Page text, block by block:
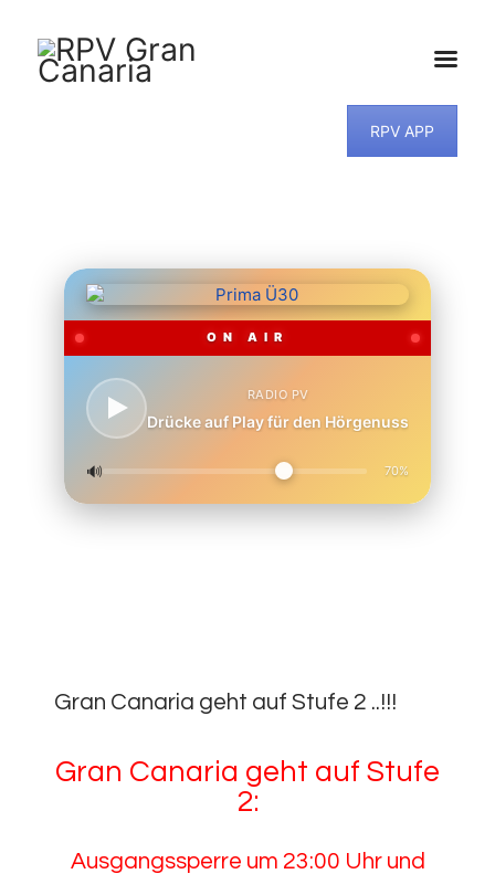
RPV APP
ON AIR
RADIO PV
Drücke auf Play für den Hörgenuss
🔊 70%
MUSIKWUNSCH
Gran Canaria geht auf Stufe 2 ..!!!
Gran Canaria geht auf Stufe
2:
Ausgangssperre um 23:00 Uhr und